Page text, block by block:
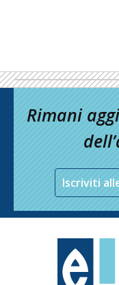
Rimani
Iscriviti